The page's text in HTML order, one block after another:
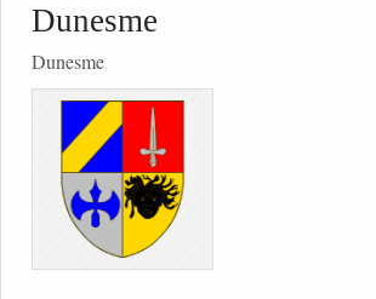
Dunesme
Dunesme